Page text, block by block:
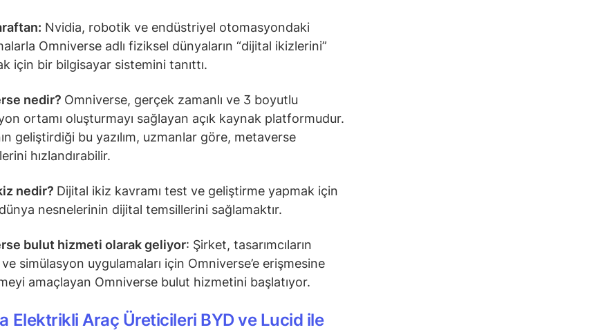
Nvidia, robotik ve endüstriyel otomasyondaki
Omniverse adlı fiziksel dünyaların “dijital ikizlerini”
için bir bilgisayar sistemini tanıttı.
nedir? Omniverse, gerçek zamanlı ve 3 boyutlu
ortamı oluşturmayı sağlayan açık kaynak platformudur.
geliştirdiği bu yazılım, uzmanlar göre, metaverse
hızlandırabilir.
nedir? Dijital ikiz kavramı test ve geliştirme yapmak için
nesnelerinin dijital temsillerini sağlamaktır.
bulut hizmeti olarak geliyor: Şirket, tasarımcıların
ve simülasyon uygulamaları için Omniverse’e erişmesine
amaçlayan Omniverse bulut hizmetini başlatıyor.
Elektrikli Araç Üreticileri BYD ve Lucid ile